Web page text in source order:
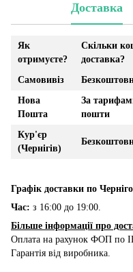
Доставка
Як
отримуєте?
Скільки
доставка?
Самовивіз
Нова
Пошта
За
пошти
Кур'єр
(Чернігів)
Графік доставки по
Час: з 16:00 до 19:00.
Більше інформації про
Оплата на рахунок ФОП по
Гарантія від виробника.